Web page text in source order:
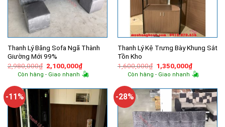
Thanh Lý Băng Sofa Ngã Thành
Giường Mới 99%
2,980,000₫ Giá
gốc
là:
2,100,000₫Giá
hiện
tại
2,100,000₫.
Còn hàng - Giao nhanh
Thanh Lý Kệ Trưng Bày Khung Sắt
Tồn Kho
1,600,000₫ Giá
gốc
là:
1,350,000₫Giá
hiện
tại
Còn hàng - Giao nhanh
-11% -28%